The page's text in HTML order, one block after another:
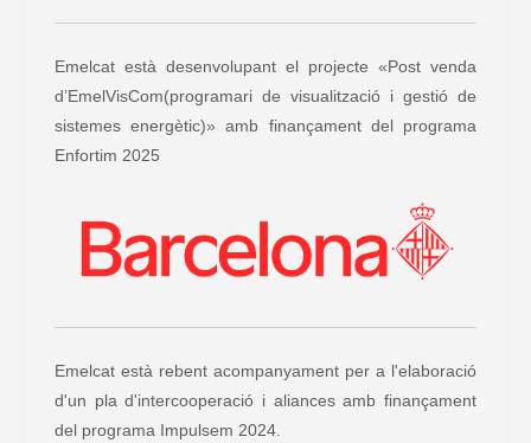
Emelcat està desenvolupant el projecte «Post venda
d’EmelVisCom(programari de visualització i gestió de
sistemes energètic)» amb finançament del programa
Enfortim 2025
Emelcat està rebent acompanyament per a l'elaboració
d'un pla d'intercooperació i aliances amb finançament
del programa Impulsem 2024.